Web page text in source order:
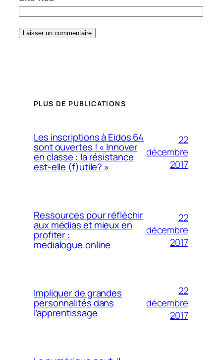
PLUS DE PUBLICATIONS
Les inscriptions à Eidos 64
sont ouvertes ! « Innover
en classe : la résistance
est-elle (f)utile? »
22
décembre
2017
Ressources pour réfléchir
aux médias et mieux en
profiter :
medialogue.online
22
décembre
2017
Impliquer de grandes
personnalités dans
l’apprentissage
22
décembre
2017